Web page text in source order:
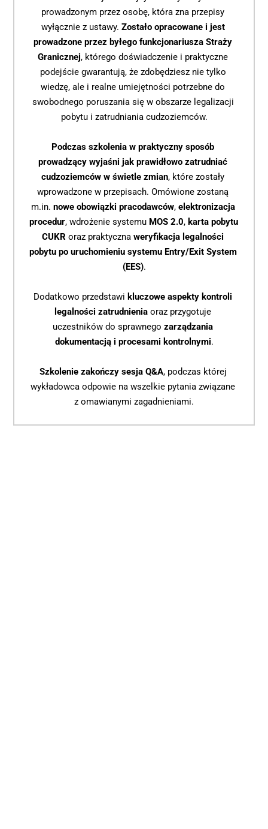
prowadzonym przez osobę, która zna przepisy
wyłącznie z ustawy. Zostało opracowane i jest
prowadzone przez byłego funkcjonariusza Straży
Granicznej, którego doświadczenie i praktyczne
podejście gwarantują, że zdobędziesz nie tylko
wiedzę, ale i realne umiejętności potrzebne do
swobodnego poruszania się w obszarze legalizacji
pobytu i zatrudniania cudzoziemców.
Podczas szkolenia w praktyczny sposób
prowadzący wyjaśni jak prawidłowo zatrudniać
cudzoziemców w świetle zmian, które zostały
wprowadzone w przepisach. Omówione zostaną
m.in. nowe obowiązki pracodawców, elektronizacja
procedur, wdrożenie systemu MOS 2.0, karta pobytu
CUKR oraz praktyczna weryfikacja legalności
pobytu po uruchomieniu systemu Entry/Exit System
(EES).
Dodatkowo przedstawi kluczowe aspekty kontroli
legalności zatrudnienia oraz przygotuje
uczestników do sprawnego zarządzania
dokumentacją i procesami kontrolnymi.
Szkolenie zakończy sesja Q&A, podczas której
wykładowca odpowie na wszelkie pytania związane
z omawianymi zagadnieniami.